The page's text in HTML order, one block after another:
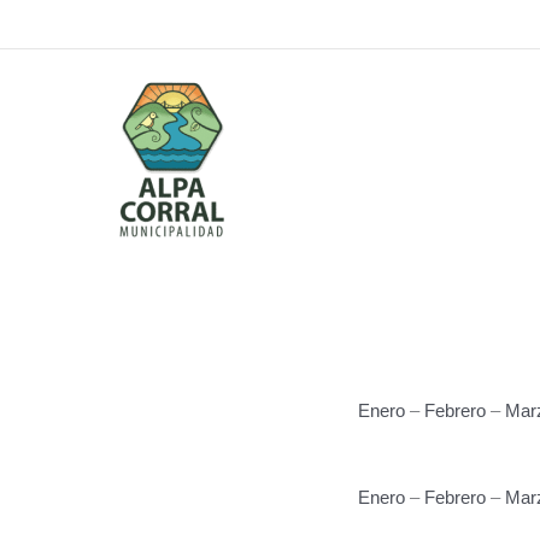
Enero – Febrero –
Enero – Febrero –